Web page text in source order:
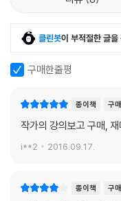
등 서로 다른 생태적 환경에
와 같은 야생의 삶을 시종
신의 방을 밀림, 정글을 뜻
단히 했음에도 실제 밀림은
원을 최대한 끌어내야 했
하늘이 무너져 내리듯 쏟아
을 쫓길 몇 개월, 드디어 세
클린봇이 부적절한 글을
구매한줄평
종이책 구매
작가의 강의보고 구매, 재
i**2 2016.09.17.
종이책 구매